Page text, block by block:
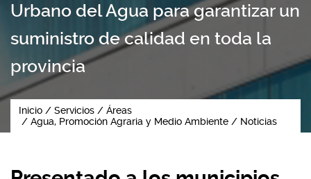
Urbano del Agua para garantizar un
suministro de calidad en toda la
provincia
Inicio Servicios
Áreas
Agua, Promoción Agraria y Medio Ambiente
Noticias